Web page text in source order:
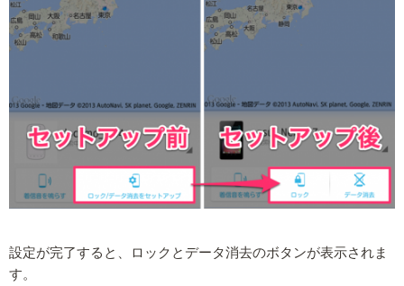
設定が完了すると、ロックとデータ消去のボタンが表示されま
す。